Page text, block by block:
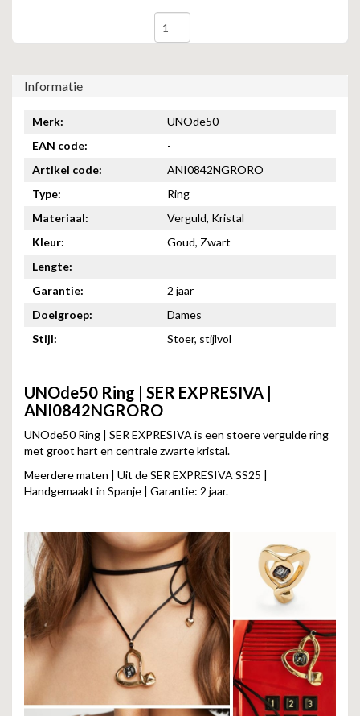
Informatie
Merk:
UNOde50
EAN code:
-
Artikel code:
ANI0842NGRORO
Type:
Ring
Materiaal:
Verguld, Kristal
Kleur:
Goud, Zwart
Lengte:
-
Garantie:
2 jaar
Doelgroep:
Dames
Stijl:
Stoer, stijlvol
UNOde50 Ring | SER EXPRESIVA |
ANI0842NGRORO
UNOde50 Ring | SER EXPRESIVA is een stoere vergulde ring
met groot hart en centrale zwarte kristal.
Meerdere maten | Uit de SER EXPRESIVA SS25 |
Handgemaakt in Spanje | Garantie: 2 jaar.